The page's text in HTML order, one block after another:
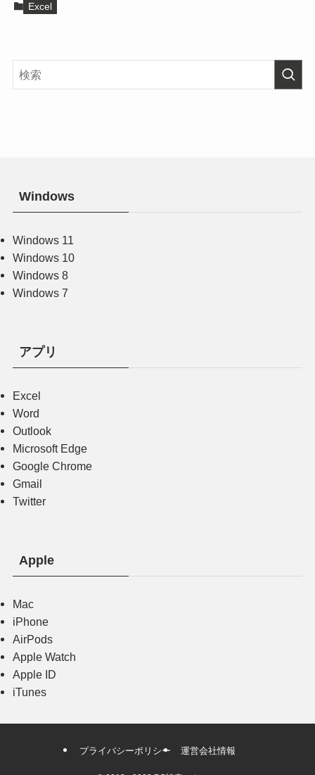
Excel
Windows
Windows 11
Windows 10
Windows 8
Windows 7
アプリ
Excel
Word
Outlook
Microsoft Edge
Google Chrome
Gmail
Twitter
Apple
Mac
iPhone
AirPods
Apple Watch
Apple ID
iTunes
プライバシーポリシー 運営会社情報